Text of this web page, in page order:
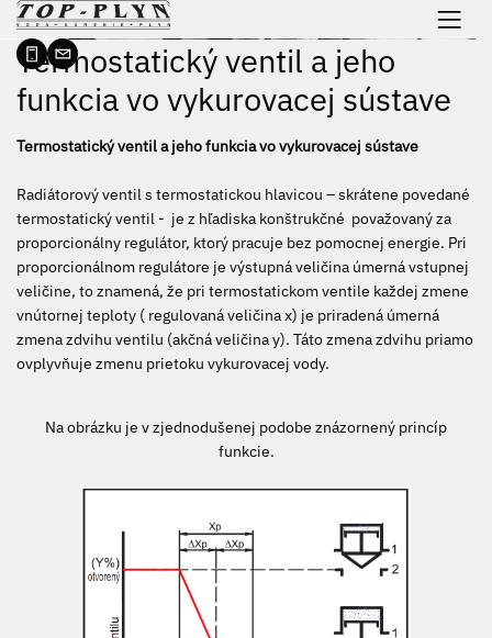
obsah
Termostatický ventil a jeho
funkcia vo vykurovacej sústave
Termostatický ventil a jeho funkcia vo vykurovacej sústave
Radiátorový ventil s termostatickou hlavicou – skrátene povedané
termostatický ventil - je z hľadiska konštrukčné považovaný za
proporcionálny regulátor, ktorý pracuje bez pomocnej energie. Pri
proporcionálnom regulátore je výstupná veličina úmerná vstupnej
veličine, to znamená, že pri termostatickom ventile každej zmene
vnútornej teploty ( regulovaná veličina x) je priradená úmerná
zmena zdvihu ventilu (akčná veličina y). Táto zmena zdvihu priamo
ovplyvňuje zmenu prietoku vykurovacej vody.
Na obrázku je v zjednodušenej podobe znázornený princíp
funkcie.